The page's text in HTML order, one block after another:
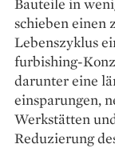
schieben einen
Lebens­zyklus
furbishing-
darunter eine
einsparungen,
Werkstätten
Reduzierung